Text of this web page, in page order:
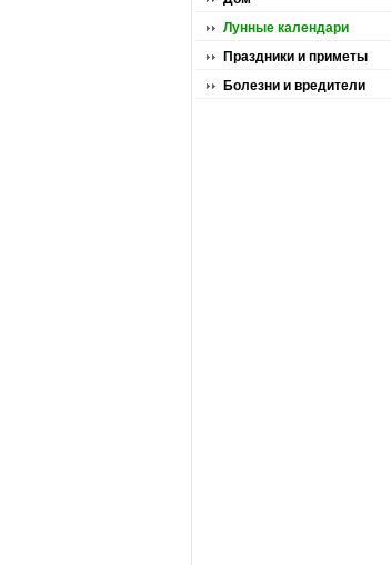
Лунные календари
Праздники и приметы
Болезни и вредители